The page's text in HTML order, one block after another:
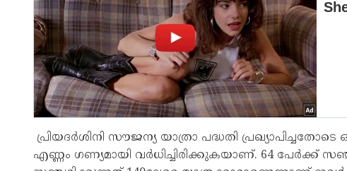
പ്രിയദര്‍ശിനി സൗജന്യ യാത്രാ പദ്ധതി
എണ്ണം ഗണ്യമായി വര്‍ധിച്ചിരിക്കുകയാണ്. 64 പേര്‍ക്ക്